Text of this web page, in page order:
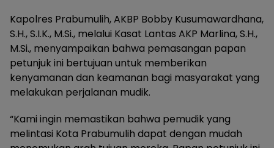
Kapolres Prabumulih, AKBP Bobby Kusumawardhana,
S.H., S.I.K., M.Si., melalui Kasat Lantas AKP Marlina, S.H.,
M.Si., menyampaikan bahwa pemasangan papan
petunjuk ini bertujuan untuk memberikan
kenyamanan dan keamanan bagi masyarakat yang
melakukan perjalanan mudik.
“Kami ingin memastikan bahwa pemudik yang
melintasi Kota Prabumulih dapat dengan mudah